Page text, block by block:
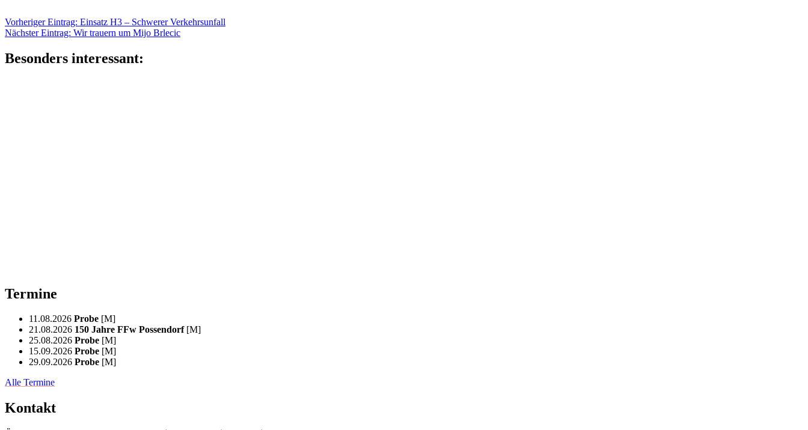
Beitragsnavigation
Vorheriger Eintrag: Vorheriger
Eintrag:
Einsatz H3 – Schwerer Verkehrsunfall
Nächster Eintrag: Nächster
Wir trauern um Mijo Brlecic
Besonders interessant:
Termine
11.08.2026 Probe [M]
21.08.2026 150 Jahre FFw Possendorf [M]
25.08.2026 Probe [M]
15.09.2026 Probe [M]
29.09.2026 Probe [M]
Alle Termine
Kontakt